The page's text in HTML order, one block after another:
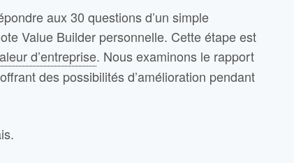
aux 30 questions d’un simple
Value Builder personnelle. Cette étape est
d’entreprise. Nous examinons le rapport
des possibilités d’amélioration pendant